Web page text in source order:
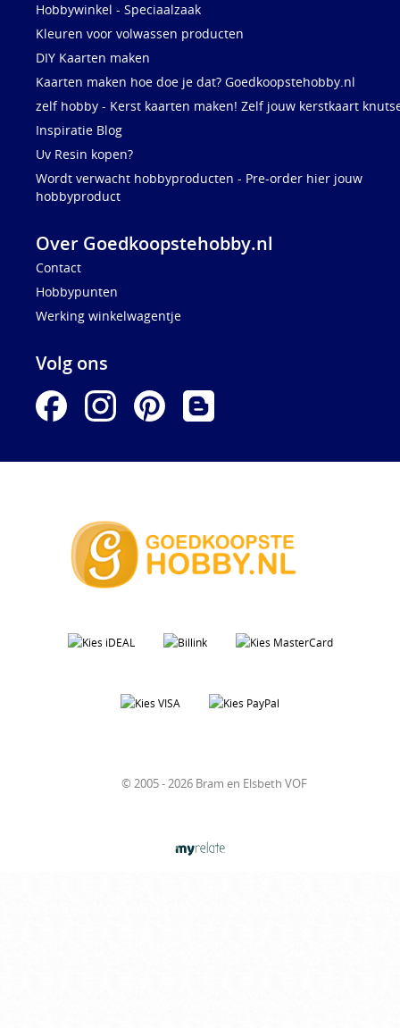
Hobbywinkel - Speciaalzaak
Kleuren voor volwassen producten
DIY Kaarten maken
Kaarten maken hoe doe je dat? Goedkoopstehobby.nl
zelf hobby - Kerst kaarten maken! Zelf jouw kerstkaart
Inspiratie Blog
Uv Resin kopen?
Wordt verwacht hobbyproducten - Pre-order hier jouw
hobbyproduct
Over Goedkoopstehobby.nl
Contact
Hobbypunten
Werking winkelwagentje
Volg ons
© 2005 - 2026 Bram en Elsbeth VOF